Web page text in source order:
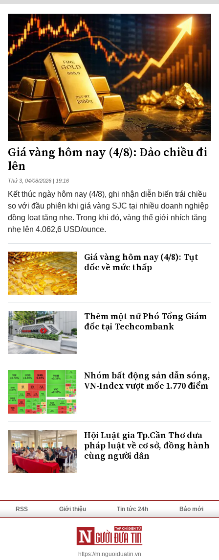
Giá vàng hôm nay (4/8): Đảo chiều đi
lên
Thứ 3, 04/08/2026 | 19:16
Kết thúc ngày hôm nay (4/8), ghi nhận diễn biến trái chiều
so với đầu phiên khi giá vàng SJC tại nhiều doanh nghiệp
đồng loạt tăng nhẹ. Trong khi đó, vàng thế giới nhích tăng
nhẹ lên 4.062,6 USD/ounce.
Giá vàng hôm nay (4/8): Tụt
dốc về mức thấp
Thêm một nữ Phó Tổng Giám
đốc tại Techcombank
Nhóm bất động sản dẫn sóng,
VN-Index vượt mốc 1.770 điểm
Hội Luật gia Tp.Cần Thơ đưa
pháp luật về cơ sở, đồng hành
cùng người dân
RSS Giới thiệu Tin tức 24h Báo mới
https://m.nguoiduatin.vn